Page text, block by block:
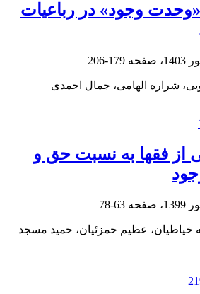
وجود» در رباعیات
179-206
شراره الهامی، جمال احمدی
از فقها به نسبت حق و
63-78
خیاطیان، عظیم حمزئیان، حمید مسجد